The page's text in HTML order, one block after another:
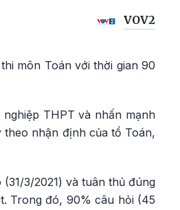
VOV2
môn Toán với thời gian 90
THPT và nhấn mạnh
nhận định của tổ Toán,
3/2021) và tuân thủ đúng
Trong đó, 90% câu hỏi (45